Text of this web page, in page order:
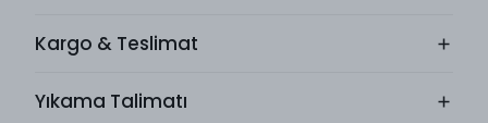
Kargo & Teslimat
Yıkama Talimatı